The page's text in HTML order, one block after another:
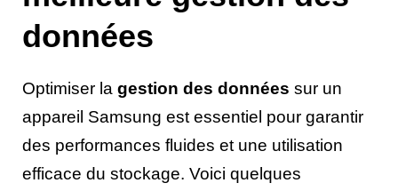
données
Optimiser la gestion des données sur un
appareil Samsung est essentiel pour garantir
des performances fluides et une utilisation
efficace du stockage. Voici quelques